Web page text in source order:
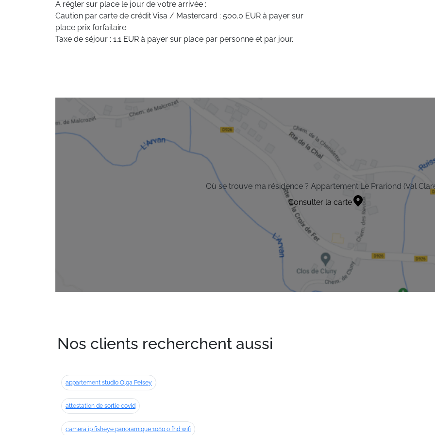
A régler sur place le jour de votre arrivée :
Caution par carte de crédit Visa / Mastercard : 500.0 EUR à payer sur
place prix forfaitaire.
Taxe de séjour : 1.1 EUR à payer sur place par personne et par jour.
Où se trouve ma résidence ? Appartement Le Prariond (Val
Consulter la carte
Nos clients recherchent aussi
appartement studio Olga Peisey
attestation de sortie covid
camera ip fisheye panoramique 1080 o fhd wifi